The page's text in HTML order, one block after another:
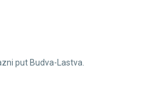
put Budva-Lastva.